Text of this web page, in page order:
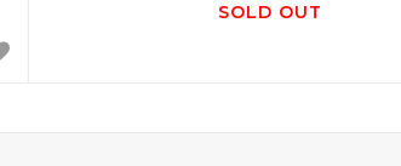
SOLD OUT